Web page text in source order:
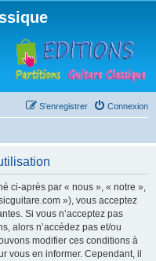
Connexion
S’enregistrer
ci-après par « nous », « notre »,
»), vous acceptez
Si vous n’acceptez pas
alors n’accédez pas et/ou
modifier ces conditions à
vous en informer. Cependant, il